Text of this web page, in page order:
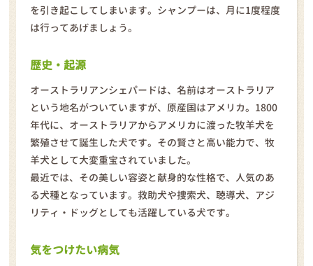
を引き起こしてしまいます。シャンプーは、月に1度程度
は行ってあげましょう。
歴史・起源
オーストラリアンシェパードは、名前はオーストラリア
という地名がついていますが、原産国はアメリカ。1800
年代に、オーストラリアからアメリカに渡った牧羊犬を
繁殖させて誕生した犬です。その賢さと高い能力で、牧
羊犬として大変重宝されていました。
最近では、その美しい容姿と献身的な性格で、人気のあ
る犬種となっています。救助犬や捜索犬、聴導犬、アジ
リティ・ドッグとしても活躍している犬です。
気をつけたい病気